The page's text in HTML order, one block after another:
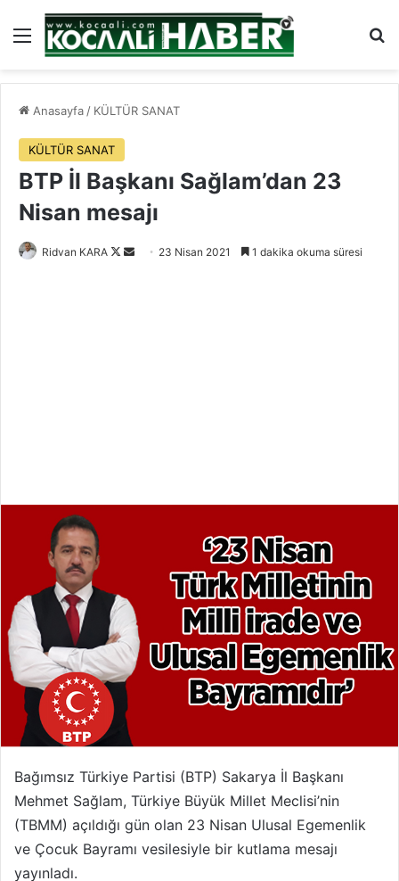
Menü
Anasayfa / KÜLTÜR SANAT
KÜLTÜR SANAT
BTP İl Başkanı Sağlam’dan 23
Nisan mesajı
Ridvan KARA
Follow
Bir
23 Nisan 2021 1 dakika okuma süresi
Bağımsız Türkiye Partisi (BTP) Sakarya İl Başkanı
Mehmet Sağlam, Türkiye Büyük Millet Meclisi’nin
(TBMM) açıldığı gün olan 23 Nisan Ulusal Egemenlik
ve Çocuk Bayramı vesilesiyle bir kutlama mesajı
yayınladı.